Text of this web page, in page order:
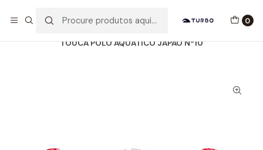
0
TOUCA POLO AQUÁTICO JAPÃO Nº10